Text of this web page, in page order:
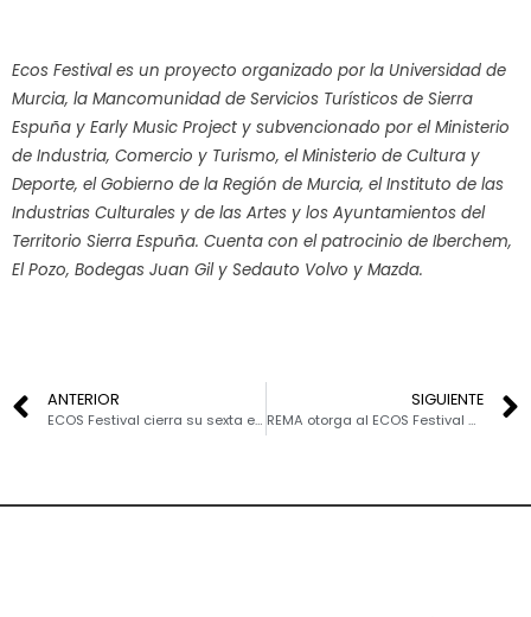
Ecos Festival es un proyecto organizado por la Universidad de
Murcia, la Mancomunidad de Servicios Turísticos de Sierra
Espuña y Early Music Project y subvencionado por el Ministerio
de Industria, Comercio y Turismo, el Ministerio de Cultura y
Deporte, el Gobierno de la Región de Murcia, el Instituto de las
Industrias Culturales y de las Artes y los Ayuntamientos del
Territorio Sierra Espuña. Cuenta con el patrocinio de Iberchem,
El Pozo, Bodegas Juan Gil y Sedauto Volvo y Mazda.
ANTERIOR
ECOS Festival cierra su sexta edición en La Santa y el Estrecho de la Arboleja
SIGUIENTE
REMA otorga al ECOS Festival de Sierra Espuña el premio a mejor programa de desarrollo para artistas